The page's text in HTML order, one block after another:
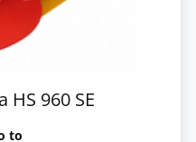
HS 960 SE
to